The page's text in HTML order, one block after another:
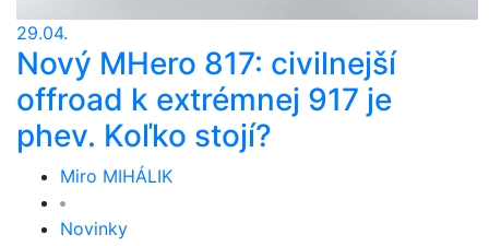
29.04.
Nový MHero 817: civilnejší
offroad k extrémnej 917 je
phev. Koľko stojí?
Miro MIHÁLIK
Novinky